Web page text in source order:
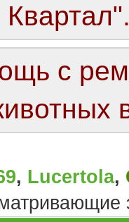
с
, Lucertola,